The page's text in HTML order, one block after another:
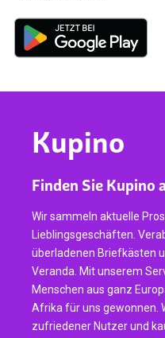
Kupino
Finden Sie Kupino
Wir sammeln aktuelle
Lieblingsgeschäften.
überladenen Briefkästen
Veranda. Mit unserem
Menschen aus ganz
Afrika für uns gewonnen.
zufriedener Nutzer und